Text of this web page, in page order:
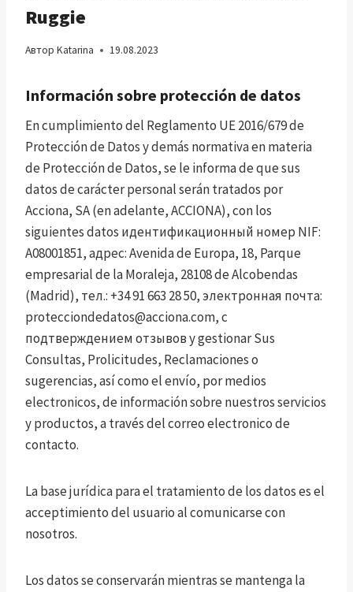
Ruggie
Автор Katarina 19.08.2023
Información sobre protección de datos
En cumplimiento del Reglamento UE 2016/679 de
Protección de Datos y demás normativa en materia
de Protección de Datos, se le informa de que sus
datos de carácter personal serán tratados por
Acciona, SA (en adelante, ACCIONA), con los
siguientes datos идентификационный номер NIF:
A08001851, адрес: Avenida de Europa, 18, Parque
empresarial de la Moraleja, 28108 de Alcobendas
(Madrid), тел.: +34 91 663 28 50, электронная почта:
protecciondedatos@acciona.com, с
подтверждением отзывов y gestionar Sus
Consultas, Prolicitudes, Reclamaciones o
sugerencias, así como el envío, por medios
electronicos, de información sobre nuestros servicios
y productos, a través del correo electronico de
contacto.
La base jurídica para el tratamiento de los datos es el
acceptimiento del usuario al comunicarse con
nosotros.
Los datos se conservarán mientras se mantenga la